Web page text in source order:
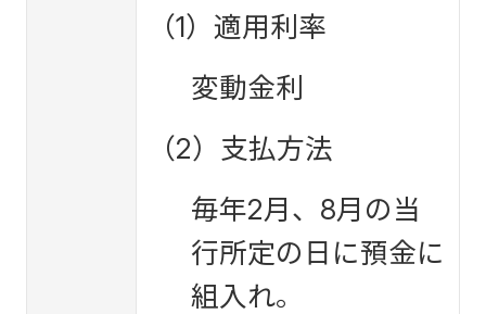
（1）適用利率
変動金利
（2）支払方法
毎年2月、8月の当
行所定の日に預金に
組入れ。